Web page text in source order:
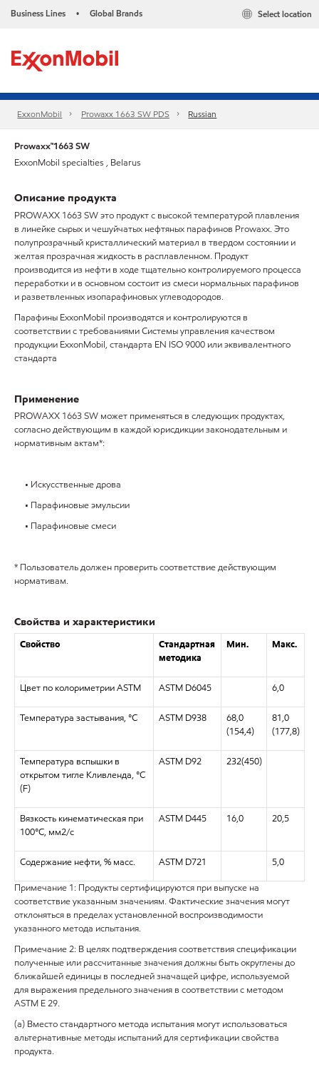
Business Lines • Global Brands Select location
ExxonMobil Prowaxx 1663 SW PDS Russian
Prowaxx™1663 SW
ExxonMobil specialties , Belarus
Описание продукта
PROWAXX 1663 SW это продукт с высокой температурой плавления
в линейке сырых и чешуйчатых нефтяных парафинов Prowaxx. Это
полупрозрачный кристаллический материал в твердом состоянии и
желтая прозрачная жидкость в расплавленном. Продукт
производится из нефти в ходе тщательно контролируемого процесса
переработки и в основном состоит из смеси нормальных парафинов
и разветвленных изопарафиновых углеводородов.
Парафины ExxonMobil производятся и контролируются в
соответствии с требованиями Системы управления качеством
продукции ExxonMobil, стандарта EN ISO 9000 или эквивалентного
стандарта
Применение
PROWAXX 1663 SW может применяться в следующих продуктах,
согласно действующим в каждой юрисдикции законодательным и
нормативным актам*:
• Искусственные дрова
• Парафиновые эмульсии
• Парафиновые смеси
* Пользователь должен проверить соответствие действующим
нормативам.
Свойства и характеристики
Свойство
Стандартная
методика
Мин. Макс.
Цвет по колориметрии ASTM ASTM D6045 6,0
Температура застывания, °C ASTM D938
68,0
(154,4)
81,0
(177,8)
Температура вспышки в
открытом тигле Кливленда, °C
(F)
ASTM D92 232(450)
Вязкость кинематическая при
100°C, мм2/с
ASTM D445 16,0 20,5
Содержание нефти, % масс. ASTM D721
5,0
Примечание 1: Продукты сертифицируются при выпуске на
соответствие указанным значениям. Фактические значения могут
отклоняться в пределах установленной воспроизводимости
указанного метода испытания.
Примечание 2: В целях подтверждения соответствия спецификации
полученные или рассчитанные значения должны быть округлены до
ближайшей единицы в последней значащей цифре, используемой
для выражения предельного значения в соответствии с методом
ASTM E 29.
(а) Вместо стандартного метода испытания могут использоваться
альтернативные методы испытаний для сертификации свойства
продукта.